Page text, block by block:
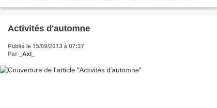
Activités d'automne
Publié le 15/09/2013 à 07:37
Par
_Axl_